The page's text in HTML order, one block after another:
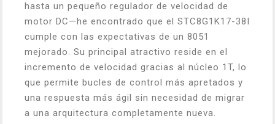
hasta un pequeño regulador de velocidad de
motor DC—he encontrado que el STC8G1K17-38I
cumple con las expectativas de un 8051
mejorado. Su principal atractivo reside en el
incremento de velocidad gracias al núcleo 1T, lo
que permite bucles de control más apretados y
una respuesta más ágil sin necesidad de migrar
a una arquitectura completamente nueva.